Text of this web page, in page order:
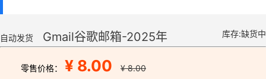
自动发货 Gmail谷歌邮箱-2025年 库存:缺货中
零售价格： ¥ 8.00 ¥ 8.00